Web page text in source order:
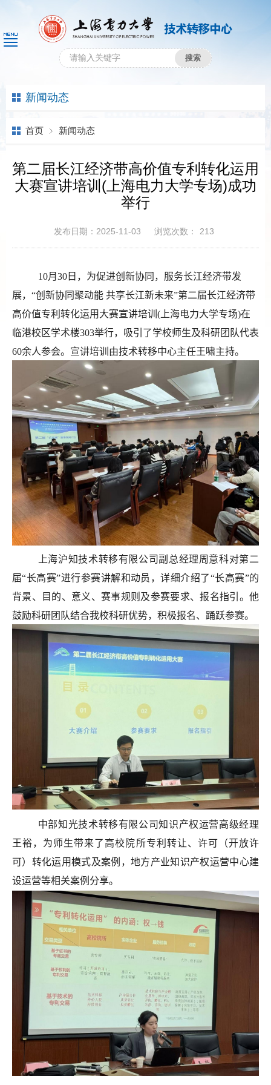
新闻动态
首页 新闻动态
第二届长江经济带高价值专利转化运用
大赛宣讲培训(上海电力大学专场)成功
举行
发布日期：2025-11-03 浏览次数： 213
10月30日，为促进创新协同，服务长江经济带发
展，“创新协同聚动能 共享长江新未来”第二届长江经济带
高价值专利转化运用大赛宣讲培训(上海电力大学专场)在
临港校区学术楼303举行，吸引了学校师生及科研团队代表
60余人参会。宣讲培训由技术转移中心主任王啸主持。
上海沪知技术转移有限公司副总经理周意科对第二
届“长高赛”进行参赛讲解和动员，详细介绍了“长高赛”的
背景、目的、意义、赛事规则及参赛要求、报名指引。他
鼓励科研团队结合我校科研优势，积极报名、踊跃参赛。
中部知光技术转移有限公司知识产权运营高级经理
王裕，为师生带来了高校院所专利转让、许可（开放许
可）转化运用模式及案例，地方产业知识产权运营中心建
设运营等相关案例分享。